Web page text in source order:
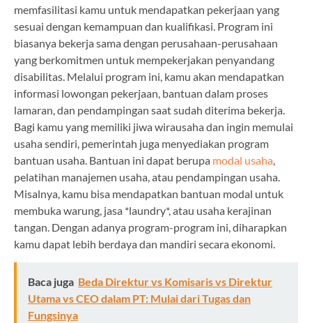
memfasilitasi kamu untuk mendapatkan pekerjaan yang
sesuai dengan kemampuan dan kualifikasi. Program ini
biasanya bekerja sama dengan perusahaan-perusahaan
yang berkomitmen untuk mempekerjakan penyandang
disabilitas. Melalui program ini, kamu akan mendapatkan
informasi lowongan pekerjaan, bantuan dalam proses
lamaran, dan pendampingan saat sudah diterima bekerja.
Bagi kamu yang memiliki jiwa wirausaha dan ingin memulai
usaha sendiri, pemerintah juga menyediakan program
bantuan usaha. Bantuan ini dapat berupa modal usaha,
pelatihan manajemen usaha, atau pendampingan usaha.
Misalnya, kamu bisa mendapatkan bantuan modal untuk
membuka warung, jasa *laundry*, atau usaha kerajinan
tangan. Dengan adanya program-program ini, diharapkan
kamu dapat lebih berdaya dan mandiri secara ekonomi.
Baca juga Beda Direktur vs Komisaris vs Direktur
Utama vs CEO dalam PT: Mulai dari Tugas dan
Fungsinya